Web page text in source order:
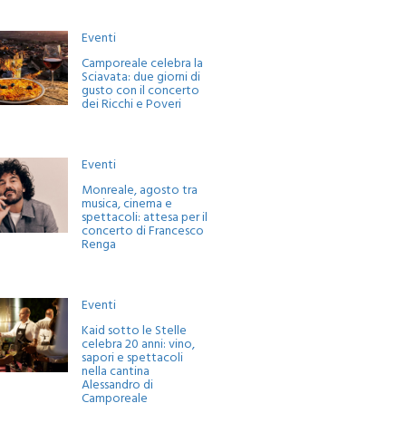
Eventi
Camporeale celebra la
Sciavata: due giorni di
gusto con il concerto
dei Ricchi e Poveri
Eventi
Monreale, agosto tra
musica, cinema e
spettacoli: attesa per il
concerto di Francesco
Renga
Eventi
Kaid sotto le Stelle
celebra 20 anni: vino,
sapori e spettacoli
nella cantina
Alessandro di
Camporeale